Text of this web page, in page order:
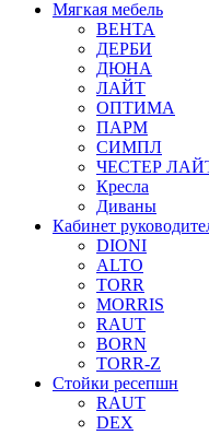
Мягкая мебель
ВЕНТА
ДЕРБИ
ДЮНА
ЛАЙТ
ОПТИМА
ПАРМ
СИМПЛ
ЧЕСТЕР
Кресла
Диваны
Кабинет
DIONI
ALTO
TORR
MORRIS
RAUT
BORN
TORR-Z
Стойки ресепшн
RAUT
DEX